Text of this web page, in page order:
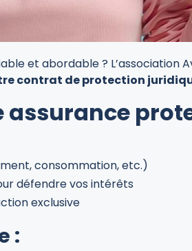
et abordable ? L’association
contrat de protection
assurance
consommation, etc.)
défendre vos intérêts
exclusive
: